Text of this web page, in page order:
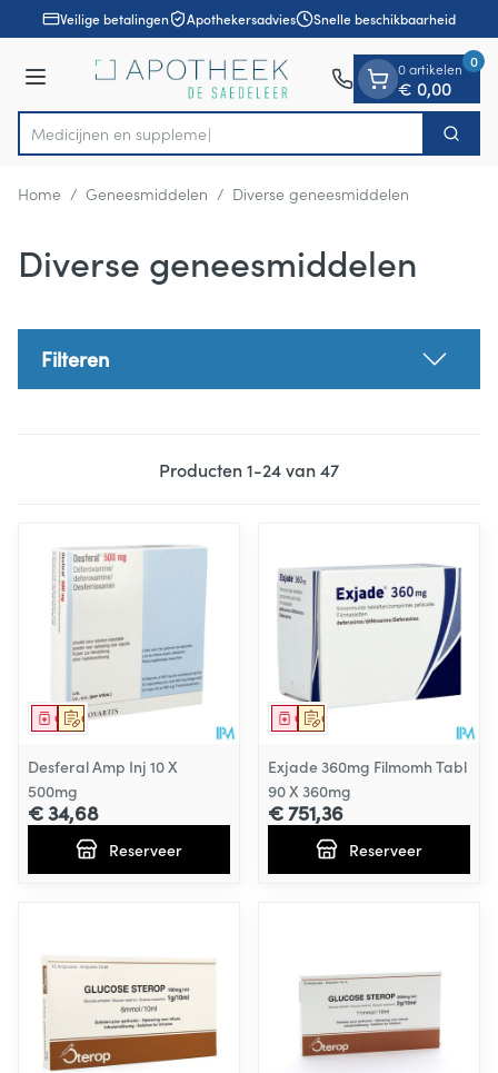
Ga naar de inhoud
1 van 1Veilige betalingen Apothekersadvies Snelle beschikbaarheid
Menu
Product, merk, categorie...
Medi Zoek
0 artikelen
€ 0,00
0
Home / Geneesmiddelen / Diverse geneesmiddelen
Diverse geneesmiddelen
Filteren
Producten1-24van47
Op voorschrift
Geneesmiddel
Desferal Amp Inj 10 X
500mg
€ 34,68
Reserveer
Op voorschrift
Geneesmiddel
Exjade 360mg Filmomh Tabl
90 X 360mg
€ 751,36
Reserveer